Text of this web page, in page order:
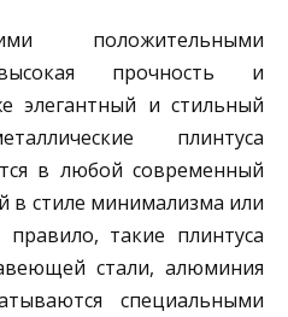
положительными
прочность и
элегантный и стильный
плинтуса
в любой современный
в стиле минимализма или
правило, такие плинтуса
стали, алюминия
специальными